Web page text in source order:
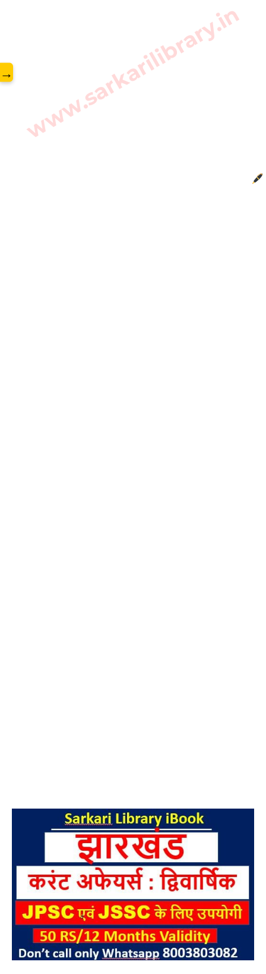
www.sarkarilibrary.in
→